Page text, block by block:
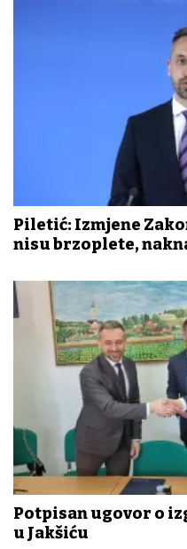
Piletić: Izmjene
nisu brzoplete,
Potpisan ugovor o
u Jakšiću